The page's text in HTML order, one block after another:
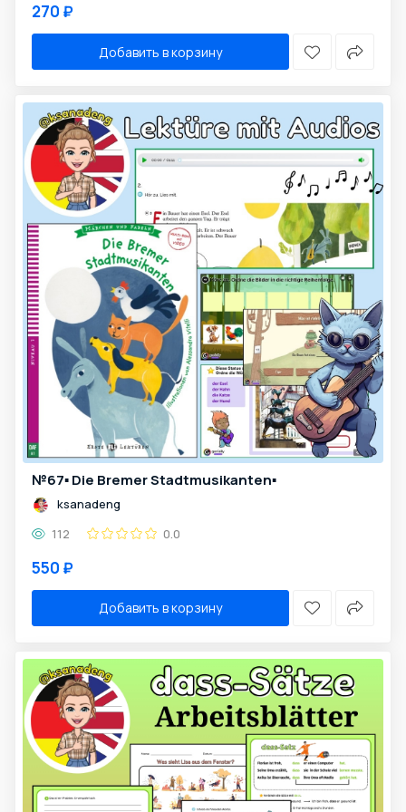
270 ₽
Добавить в корзину
№67▪️ Die Bremer Stadtmusikanten▪️
ksanadeng
112
0.0
550 ₽
Добавить в корзину